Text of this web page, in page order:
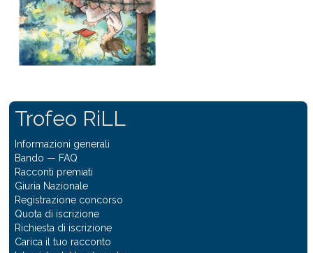
Trofeo RiLL
Informazioni generali
Bando — FAQ
Racconti premiati
Giuria Nazionale
Registrazione concorso
Quota di iscrizione
Richiesta di iscrizione
Carica il tuo racconto